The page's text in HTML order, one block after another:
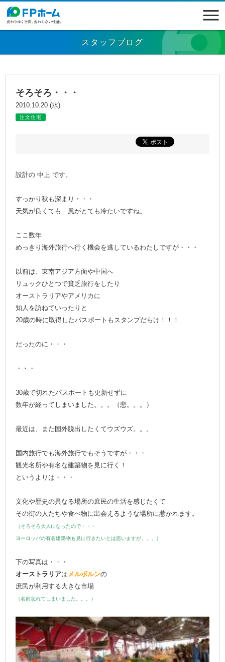
スタッフブログ
そろそろ・・・
2010.10.20 (水)
注文住宅
設計の 中上 です。
すっかり秋も深まり・・・
天気が良くても 風がとても冷たいですね。
ここ数年
めっきり海外旅行へ行く機会を逃しているわたしですが・・・
以前は、東南アジア方面や中国へ
リュックひとつで貧乏旅行をしたり
オーストラリアやアメリカに
知人を訪ねていったりと
20歳の時に取得したパスポートもスタンプだらけ！！！
だったのに・・・
・・・
30歳で切れたパスポートも更新せずに
数年が経ってしまいました。。。（悲。。。）
最近は、また国外脱出したくてウズウズ。。。
国内旅行でも海外旅行でもそうですが・・・
観光名所や有名な建築物を見に行く！
というよりは・・・
文化や歴史の異なる場所の庶民の生活を感じたくて
その街の人たちや食べ物に出会えるような場所に惹かれます。
（そろそろ大人になったので・・・
ヨーロッパの有名建築物も見に行きたいとは思いますが。。。）
下の写真は・・・
オーストラリアはメルボルンの
庶民が利用する大きな市場
（名前忘れてしまいました。。。）